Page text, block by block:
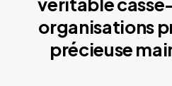
organisations
précieuse